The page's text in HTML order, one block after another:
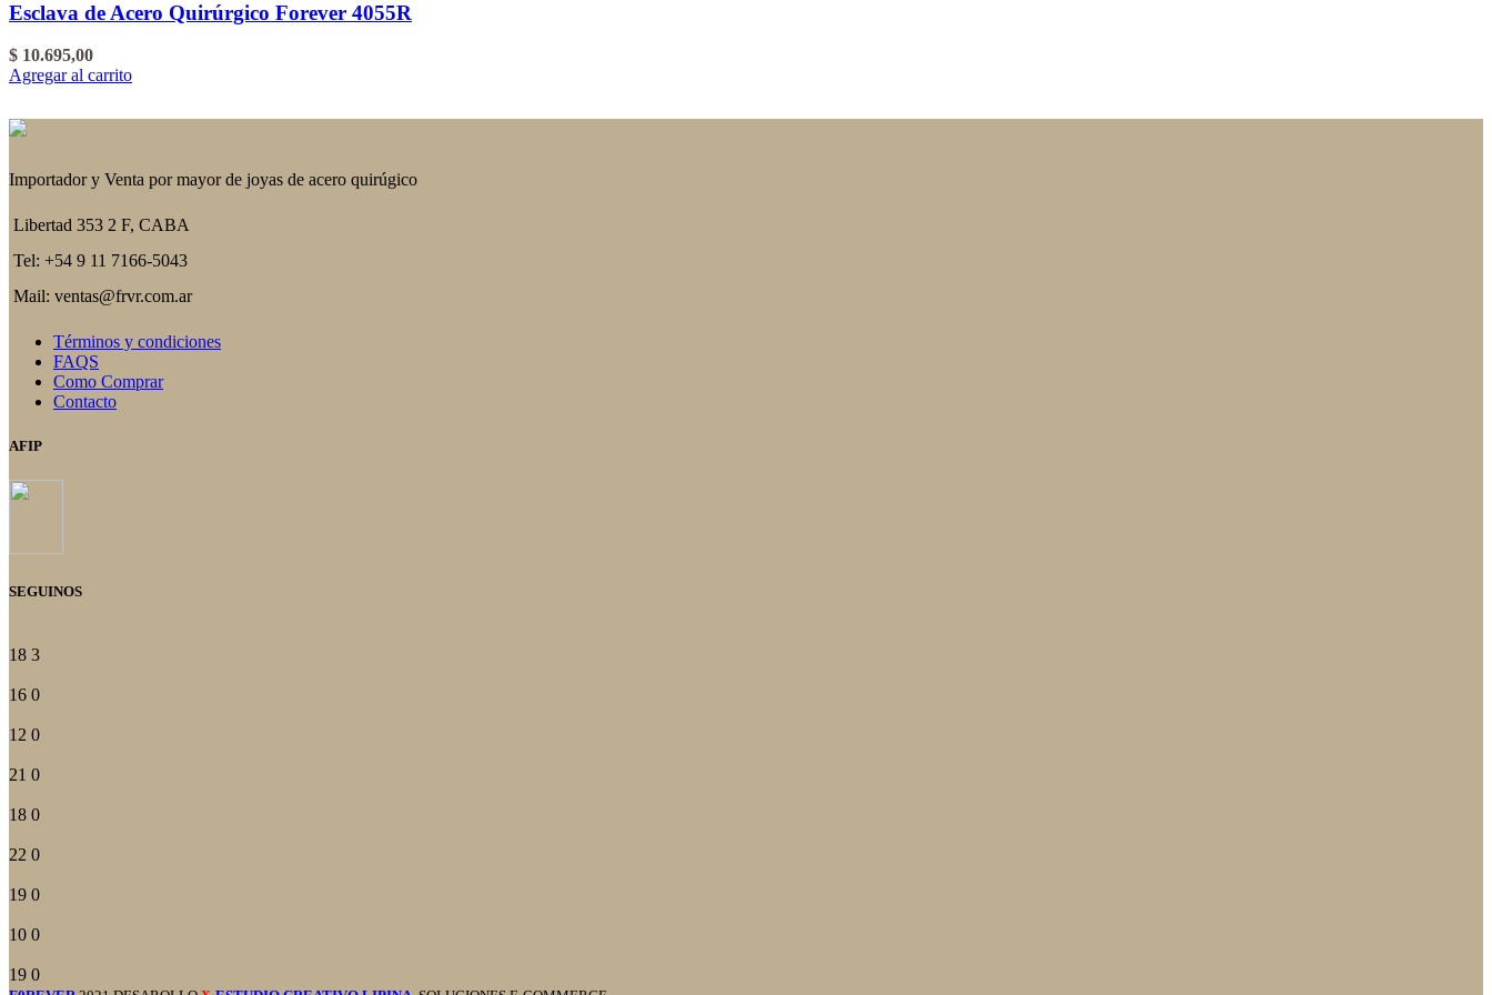
Esclava de Acero Quirúrgico Forever 4055R
$ 10.695,00
Agregar al carrito
Importador y Venta por mayor de joyas de acero quirúgico
Libertad 353 2 F, CABA
Tel: +54 9 11 7166-5043
Mail: ventas@frvr.com.ar
Términos y condiciones
FAQS
Como Comprar
Contacto
AFIP
SEGUINOS
18 3
16 0
12 0
21 0
18 0
22 0
19 0
10 0
19 0